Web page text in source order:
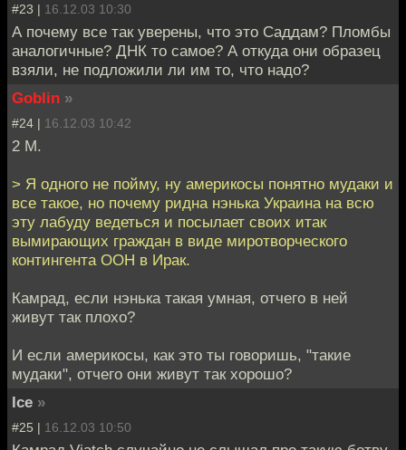
#23 | 16.12.03 10:30
А почему все так уверены, что это Саддам? Пломбы
аналогичные? ДНК то самое? А откуда они образец
взяли, не подложили ли им то, что надо?
Goblin »
#24 | 16.12.03 10:42
2 M.
> Я одного не пойму, ну америкосы понятно мудаки и
все такое, но почему ридна нэнька Украина на всю
эту лабуду ведеться и посылает своих итак
вымирающих граждан в виде миротворческого
контингента ООН в Ирак.
Камрад, если нэнька такая умная, отчего в ней
живут так плохо?
И если америкосы, как это ты говоришь, "такие
мудаки", отчего они живут так хорошо?
Ice »
#25 | 16.12.03 10:50